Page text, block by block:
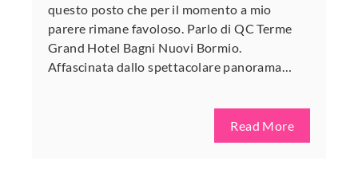
questo posto che per il momento a mio
parere rimane favoloso. Parlo di QC Terme
Grand Hotel Bagni Nuovi Bormio.
Affascinata dallo spettacolare panorama…
Read More